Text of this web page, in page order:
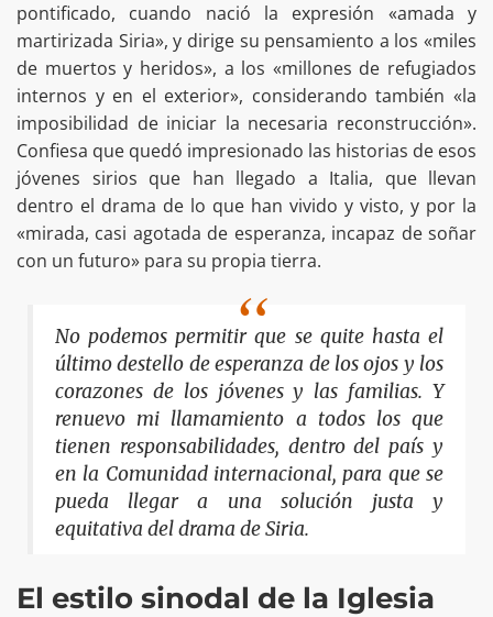
pontificado, cuando nació la expresión «amada y
martirizada Siria», y dirige su pensamiento a los «miles
de muertos y heridos», a los «millones de refugiados
internos y en el exterior», considerando también «la
imposibilidad de iniciar la necesaria reconstrucción».
Confiesa que quedó impresionado las historias de esos
jóvenes sirios que han llegado a Italia, que llevan
dentro el drama de lo que han vivido y visto, y por la
«mirada, casi agotada de esperanza, incapaz de soñar
con un futuro» para su propia tierra.
No podemos permitir que se quite hasta el
último destello de esperanza de los ojos y los
corazones de los jóvenes y las familias. Y
renuevo mi llamamiento a todos los que
tienen responsabilidades, dentro del país y
en la Comunidad internacional, para que se
pueda llegar a una solución justa y
equitativa del drama de Siria.
El estilo sinodal de la Iglesia